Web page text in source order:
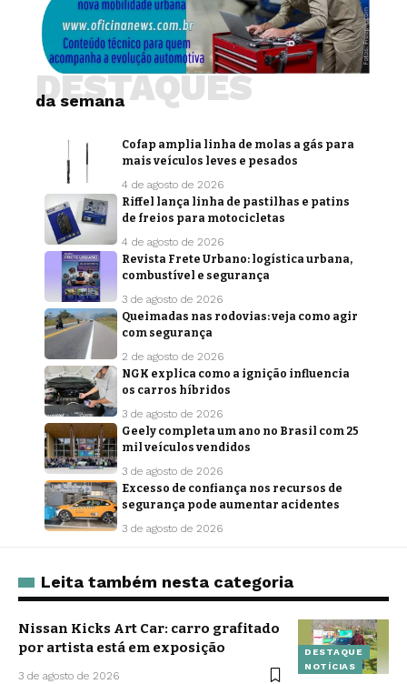
da semana
DESTAQUES
Cofap amplia linha de molas a gás para
mais veículos leves e pesados
4 de agosto de 2026
Riffel lança linha de pastilhas e patins
de freios para motocicletas
4 de agosto de 2026
Revista Frete Urbano: logística urbana,
combustível e segurança
3 de agosto de 2026
Queimadas nas rodovias: veja como agir
com segurança
2 de agosto de 2026
NGK explica como a ignição influencia
os carros híbridos
3 de agosto de 2026
Geely completa um ano no Brasil com 25
mil veículos vendidos
3 de agosto de 2026
Excesso de confiança nos recursos de
segurança pode aumentar acidentes
3 de agosto de 2026
Leita também nesta categoria
DESTAQUE
NOTÍCIAS
Nissan Kicks Art Car: carro grafitado
por artista está em exposição
3 de agosto de 2026